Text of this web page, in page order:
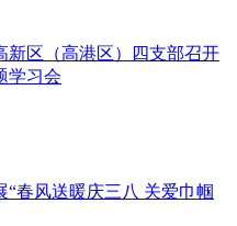
新区（高港区）四支部召开
学习会
春风送暖庆三八 关爱巾帼